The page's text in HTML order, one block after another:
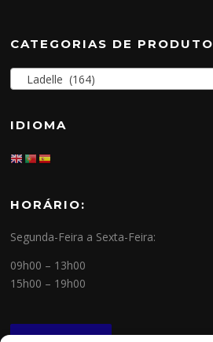
CATEGORIAS DE PRODUTO
Ladelle (164)
IDIOMA
HORÁRIO:
Segunda-Feira a Sexta-Feira:
09h00 – 13h00
15h00 – 19h00